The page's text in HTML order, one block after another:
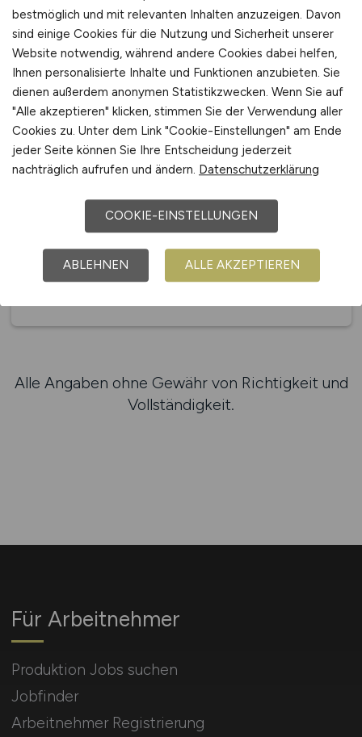
ACHEMA 2027
14. - 18.07.2027
Frankfurt am Main
Alle Angaben ohne Gewähr von Richtigkeit und
Vollständigkeit.
Für Arbeitnehmer
Produktion Jobs suchen
Jobfinder
Arbeitnehmer Registrierung
bestmöglich und mit relevanten Inhalten anzuzeigen. Davon
sind einige Cookies für die Nutzung und Sicherheit unserer
Website notwendig, während andere Cookies dabei helfen,
Ihnen personalisierte Inhalte und Funktionen anzubieten. Sie
dienen außerdem anonymen Statistikzwecken. Wenn Sie auf
"Alle akzeptieren" klicken, stimmen Sie der Verwendung aller
Cookies zu. Unter dem Link "Cookie-Einstellungen" am Ende
jeder Seite können Sie Ihre Entscheidung jederzeit
nachträglich aufrufen und ändern. Datenschutzerklärung
COOKIE-EINSTELLUNGEN
ABLEHNEN ALLE AKZEPTIEREN